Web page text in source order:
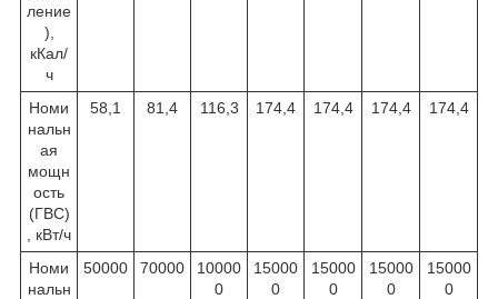
ление
),
кКал/
ч
Номи
нальн
ая
мощн
ость
(ГВС)
, кВт/ч
58,1 81,4 116,3 174,4 174,4 174,4 174,4
Номи
нальн
50000 70000
10000
0
15000
0
15000
0
15000
0
15000
0